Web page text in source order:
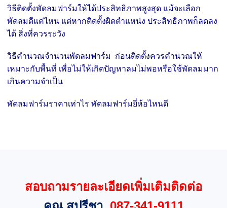
วิธีติดตั้งพัดลมฟาร์มให้ได้ประสิทธิภาพสูงสุด แม้จะเลือก
พัดลมดีแค่ไหน แต่หากติดตั้งผิดตำแหน่ง ประสิทธิภาพก็ลดลง
ได้ สิ่งที่ควรระวัง
วิธีคำนวณจำนวนพัดลมฟาร์ม ก่อนติดตั้งควรคำนวณให้
เหมาะกับพื้นที่ เพื่อไม่ให้เกิดปัญหาลมไม่พอหรือใช้พัดลมมาก
เกินความจำเป็น
พัดลมฟาร์มราคาเท่าไร พัดลมฟาร์มยี่ห้อไหนดี
สอบถามรายละเอียดเพิ่มเติมติดต่อ